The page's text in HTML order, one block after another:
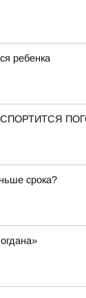
ребенка
срока?